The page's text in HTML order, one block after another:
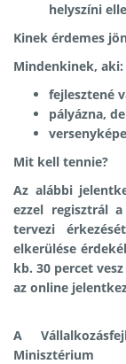
helyszíni
Kinek érdemes
Mindenkinek, aki:
fejlesztené
pályázna,
Mit kell tennie?
Az alábbi
ezzel regisztrál
tervezi
elkerülése
kb. 30 percet
az online
A